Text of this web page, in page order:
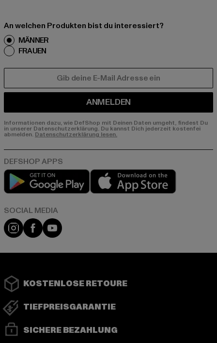
An welchen Produkten bist du interessiert?
MÄNNER
FRAUEN
ANMELDEN
Informationen dazu, wie DefShop mit Deinen Daten umgeht, findest Du
in unserer Datenschutzerklärung. Du kannst Dich jederzeit kostenfei
abmelden. Datenschutzerklärung lesen.
Play market
Instagram
FacebookYouTube
KOSTENLOSE RETOURE
TIEFPREISGARANTIE
SICHERE BEZAHLUNG